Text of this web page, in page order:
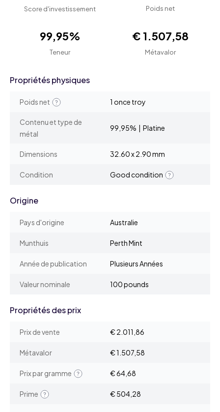
Score d'investissement Poids net
99,95%
Teneur
€ 1.507,58
Métavalor
Propriétés physiques
Poids net 1 once troy
Contenu et type de
métal
99,95% | Platine
Dimensions 32.60 x 2.90 mm
Condition Good condition
Origine
Pays d'origine Australie
Munthuis Perth Mint
Année de publication Plusieurs Années
Valeur nominale 100 pounds
Propriétés des prix
Prix de vente € 2.011,86
Métavalor € 1.507,58
Prix par gramme € 64,68
Prime € 504,28